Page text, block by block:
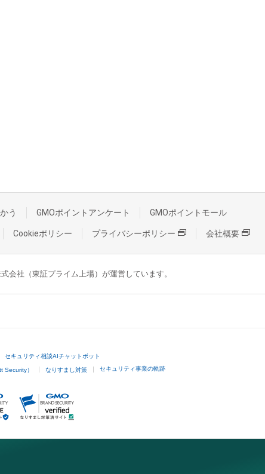
う GMOポイントアンケート GMOポイントモール
Cookieポリシー プライバシーポリシー 会社概要
会社（東証プライム上場）が運営しています。
セキュリティ相談AIチャットボット
Security） なりすまし対策 セキュリティ事業の軌跡